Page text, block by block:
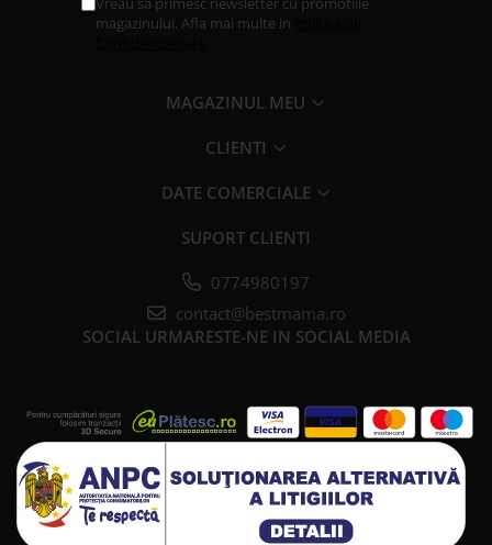
magazinului. Afla mai multe in
MAGAZINUL MEU
CLIENTI
DATE COMERCIALE
SUPORT CLIENTI
0774980197
contact@bestmama.ro
SOCIAL URMARESTE-NE IN SOCIAL MEDIA